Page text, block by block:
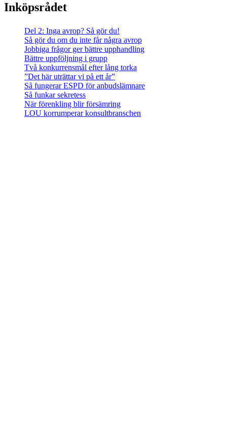
Inköpsrådet
Del 2: Inga avrop? Så gör du!
Så gör du om du inte får några avrop
Jobbiga frågor ger bättre upphandling
Bättre uppföljning i grupp
Två konkurrensmål efter lång torka
”Det här uträttar vi på ett år”
Så fungerar ESPD för anbudslämnare
Så funkar sekretess
När förenkling blir försämring
LOU korrumperar konsultbranschen